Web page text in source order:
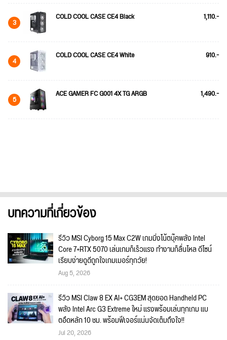
3 COLD COOL CASE CE4 Black 1,110.-
4 COLD COOL CASE CE4 White 910.-
5 ACE GAMER FC G001 4X TG ARGB 1,490.-
บทความที่เกี่ยวข้อง
รีวิว MSI Cyborg 15 Max C2W เกมมิ่งโน้ตบุ๊คพลัง Intel
Core 7+RTX 5070 เล่นเกมก็เร็วแรง ทำงานก็ลื่นไหล ดีไซน์
เรียบง่ายดูดีถูกใจเกมเมอร์ทุกวัย!
Aug 5, 2026
รีวิว MSI Claw 8 EX AI+ CG3EM สุดยอด Handheld PC
พลัง Intel Arc G3 Extreme ใหม่ แรงพร้อมเล่นทุกเกม แบ
ตอึดหลัก 10 ชม. พร้อมฟีเจอร์แน่นจัดเต็มถึงใจ!!
Jul 20, 2026